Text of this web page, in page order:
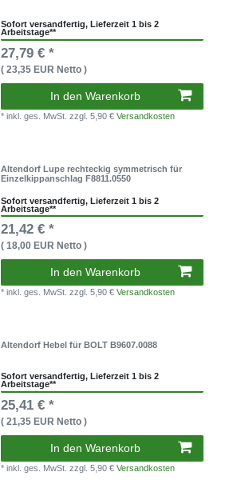
Sofort versandfertig, Lieferzeit 1 bis 2
Arbeitstage**
27,79 € *
( 23,35 EUR Netto )
In den Warenkorb
* inkl. ges. MwSt.zzgl. 5,90 €Versandkosten
Altendorf Lupe rechteckig symmetrisch für
Einzelkippanschlag F8811.0550
Sofort versandfertig, Lieferzeit 1 bis 2
Arbeitstage**
21,42 € *
( 18,00 EUR Netto )
In den Warenkorb
* inkl. ges. MwSt.zzgl. 5,90 €Versandkosten
Altendorf Hebel für BOLT B9607.0088
Sofort versandfertig, Lieferzeit 1 bis 2
Arbeitstage**
25,41 € *
( 21,35 EUR Netto )
In den Warenkorb
* inkl. ges. MwSt.zzgl. 5,90 €Versandkosten